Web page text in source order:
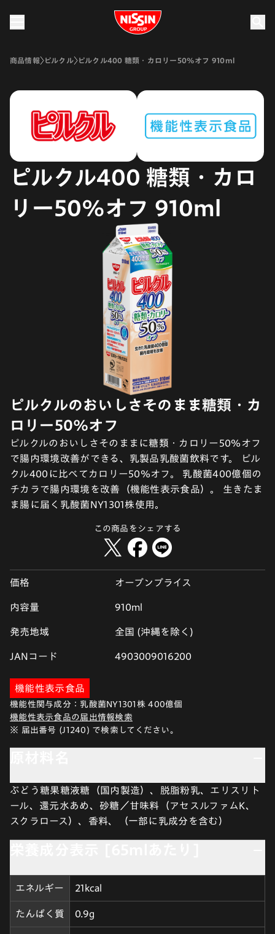
Nissin Group
商品情報 ピルクル ピルクル400 糖類・カロリー50%オフ 910ml
ピルクル400 糖類・カロ
リー50%オフ 910ml
ピルクルのおいしさそのまま糖類・カ
ロリー50%オフ
ピルクルのおいしさそのままに糖類・カロリー50％オフ
で腸内環境改善ができる、乳製品乳酸菌飲料です。 ピル
クル400に比べてカロリー50％オフ。 乳酸菌400億個の
チカラで腸内環境を改善（機能性表示食品）。 生きたま
ま腸に届く乳酸菌NY1301株使用。
この商品をシェアする
価格 オープンプライス
内容量 910ml
発売地域 全国 (沖縄を除く)
JANコード 4903009016200
機能性表示食品
機能性関与成分：乳酸菌NY1301株 400億個
機能性表示食品の届出情報検索
※ 届出番号 (J1240) で検索してください。
ぶどう糖果糖液糖（国内製造）、脱脂粉乳、エリスリト
ール、還元水あめ、砂糖／甘味料（アセスルファムK、
スクラロース）、香料、（一部に乳成分を含む）
エネルギー 21kcal
たんぱく質 0.9g